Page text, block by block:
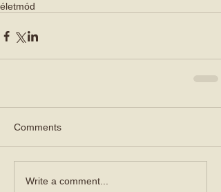
életmód
Comments
Write a comment...